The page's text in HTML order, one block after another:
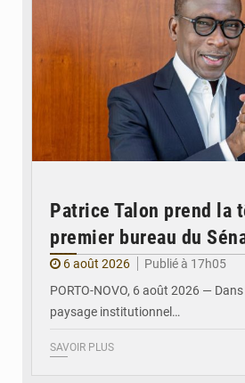
Patrice Talon prend la
premier bureau du
6 août 2026
Publié à 17h05
PORTO-NOVO, 6 août 2026 —
paysage institutionnel…
SAVOIR PLUS